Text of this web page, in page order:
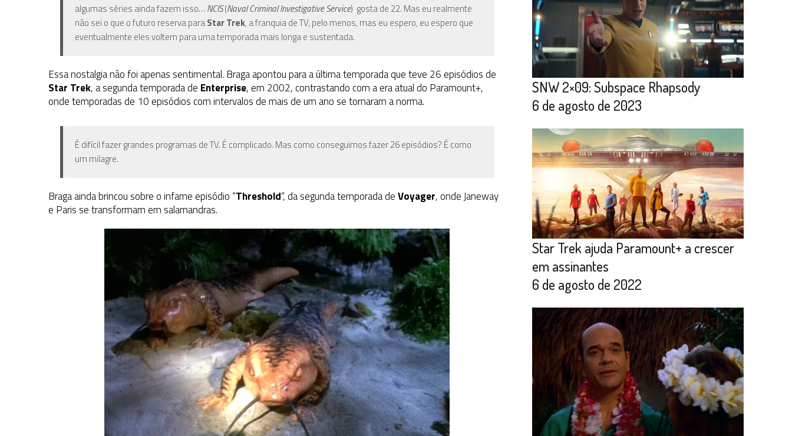
algumas séries ainda fazem isso… NCIS(Naval Criminal Investigative Service) gosta de 22. Mas eu realmente
não sei o que o futuro reserva paraStar Trek, a franquia de TV, pelo menos, mas eu espero, eu espero que
eventualmente eles voltem para uma temporada mais longa e sustentada.
Essa nostalgia não foi apenas sentimental. Braga apontou para a última temporada que teve 26 episódios de
Star Trek, a segunda temporada de Enterprise, em 2002, contrastando com a era atual do Paramount+,
onde temporadas de 10 episódios com intervalos de mais de um ano se tornaram a norma.
É difícil fazer grandes programas de TV. É complicado. Mas como conseguimos fazer 26 episódios? É como
um milagre.
Braga ainda brincou sobre o infame episódio “Threshold“, da segunda temporada deVoyager, onde Janeway
e Paris se transformam em salamandras.
SNW 2×09: Subspace Rhapsody
6 de agosto de 2023
Star Trek ajuda Paramount+ a crescer
em assinantes
6 de agosto de 2022